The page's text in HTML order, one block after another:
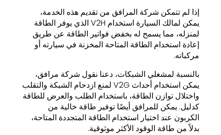
إذا لم تتمكن شركة المرافق من تقديم هذه الخدمة،
يمكن لمالك السيارة استخدام V2H الذي يوفر الطاقة
لمنزله، مما يسمح له بخفض فواتير الطاقة عن طريق
إعادة استخدام الطاقة المتاحة المخزنة في سيارته أو
مركباته.
بالنسبة لمشغلي الشبكات، دعنا نقول شركة مرافق،
يمكن استخدام أحداث V2G لمنع ازدحام الشبكة والتقلب
واختلال توازن الطاقة، باستخدام الطلب والعرض للطاقة
كدليل. يمكن للمرافق أيضًا توفير طاقة خالية من
الكربون عند اختيار استخدام الطاقة المتجددة المتاحة،
بدلاً من طاقة الوقود الأكثر موثوقية.